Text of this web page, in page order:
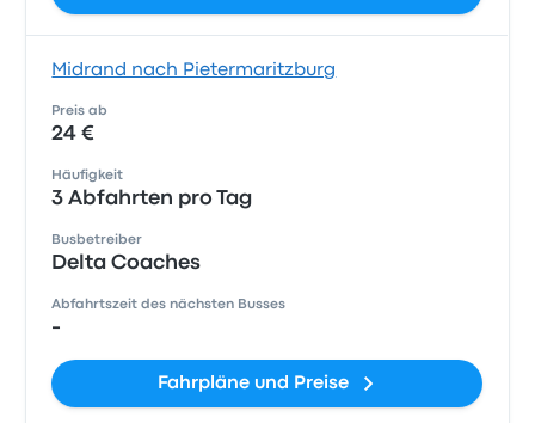
Midrand nach Pietermaritzburg
Preis ab
24 €
Häufigkeit
3 Abfahrten pro Tag
Busbetreiber
Delta Coaches
Abfahrtszeit des nächsten Busses
-
Fahrpläne und Preise